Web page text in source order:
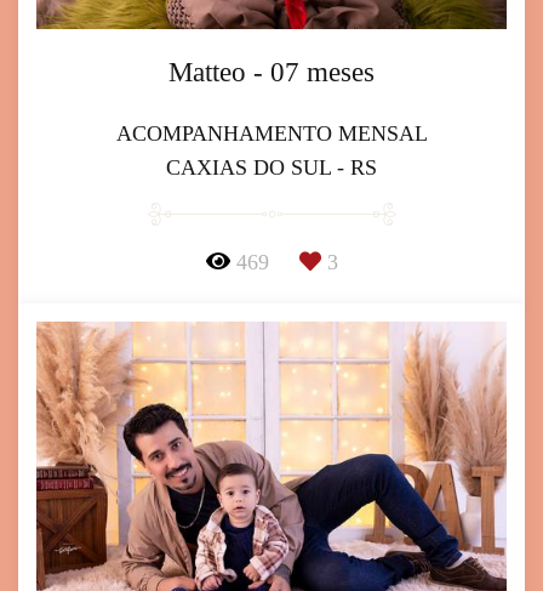
Matteo - 07 meses
ACOMPANHAMENTO MENSAL
CAXIAS DO SUL - RS
469 3